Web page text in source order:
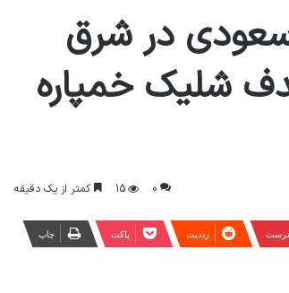
سعودی در شرق
شلیک خمپاره
0
15 کمتر از یک دقیقه
‫رددیت پاکت چاپ